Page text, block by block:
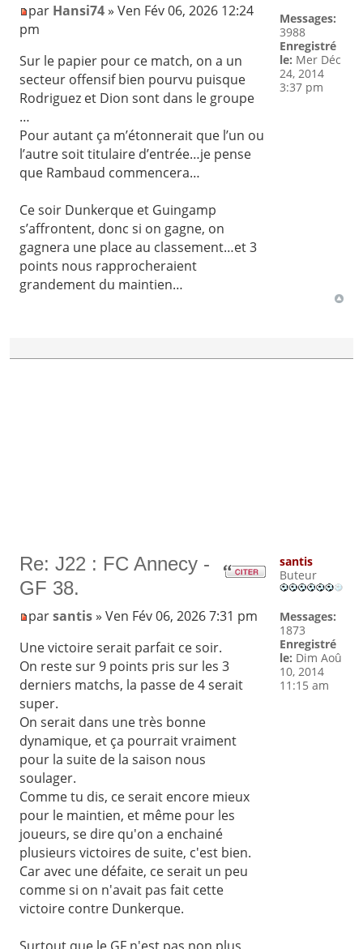
par Hansi74» Ven Fév 06, 2026 12:24
pm
Sur le papier pour ce match, on a un
secteur offensif bien pourvu puisque
Rodriguez et Dion sont dans le groupe
…
Pour autant ça m’étonnerait que l’un ou
l’autre soit titulaire d’entrée…je pense
que Rambaud commencera…
Ce soir Dunkerque et Guingamp
s’affrontent, donc si on gagne, on
gagnera une place au classement…et 3
points nous rapprocheraient
grandement du maintien…
Messages:
3988
Enregistré
le: Mer Déc
24, 2014
3:37 pm
Re: J22 : FC Annecy -
GF 38.
parsantis» Ven Fév 06, 2026 7:31 pm
Une victoire serait parfait ce soir.
On reste sur 9 points pris sur les 3
derniers matchs, la passe de 4 serait
super.
On serait dans une très bonne
dynamique, et ça pourrait vraiment
pour la suite de la saison nous
soulager.
Comme tu dis, ce serait encore mieux
pour le maintien, et même pour les
joueurs, se dire qu'on a enchainé
plusieurs victoires de suite, c'est bien.
Car avec une défaite, ce serait un peu
comme si on n'avait pas fait cette
victoire contre Dunkerque.
santis
Buteur
Messages:
1873
Enregistré
le: Dim Aoû
10, 2014
11:15 am